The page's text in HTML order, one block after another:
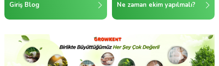
Giriş Blog Ne zaman ekim yapılmalı?